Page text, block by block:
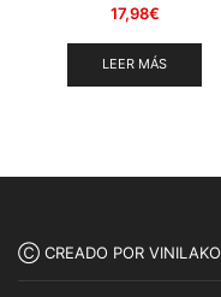
17,98€
LEER MÁS
Ⓒ CREADO POR VINILAKO